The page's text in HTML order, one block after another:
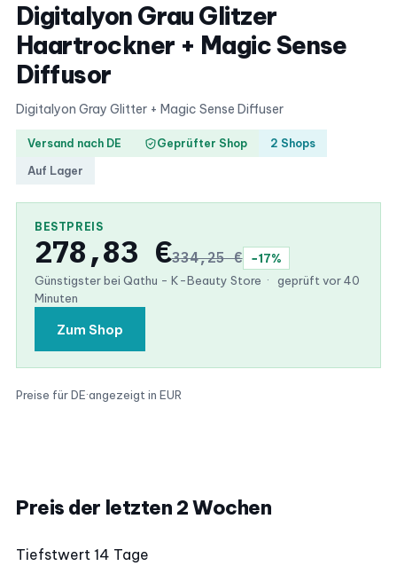
Digitalyon Grau Glitzer
Haartrockner + Magic Sense
Diffusor
Digitalyon Gray Glitter + Magic Sense Diffuser
Versand nach DE Geprüfter Shop
2 Shops
Auf Lager
BESTPREIS
278,83 €334,25 €
−17%
Günstigster bei Qathu - K-Beauty Store ·
geprüft vor 40
Minuten
Zum Shop
Preise für DE·angezeigt in EUR
Preis der letzten 2 Wochen
Tiefstwert 14 Tage